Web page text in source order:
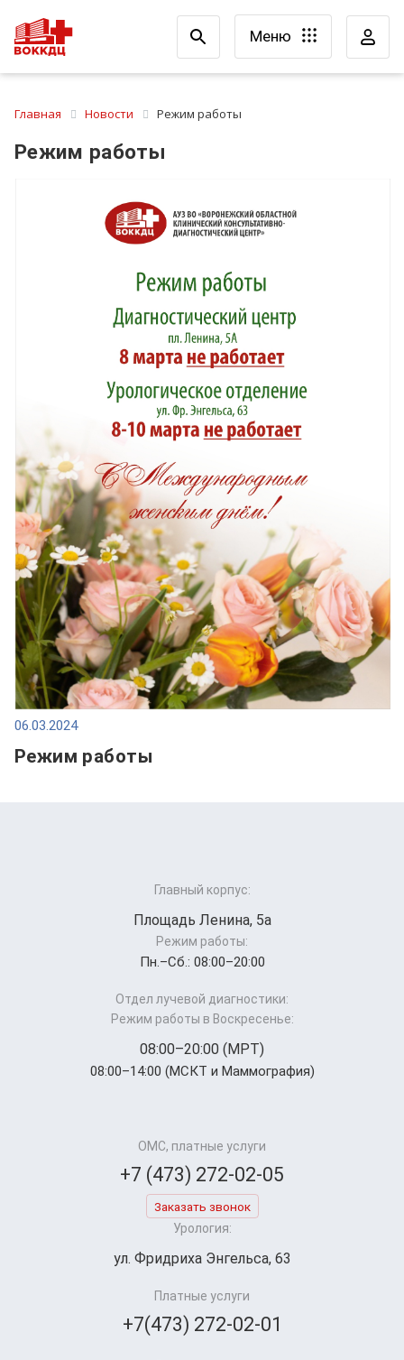
Меню
Главная Новости Режим работы
Режим работы
06.03.2024
Режим работы
Главный корпус:
Площадь Ленина, 5а
Режим работы:
Пн.–Cб.: 08:00–20:00
Отдел лучевой диагностики:
Режим работы в Воскресенье:
08:00–20:00 (МРТ)
08:00–14:00 (МСКТ и Маммография)
ОМС, платные услуги
+7 (473) 272-02-05
Заказать звонок
Урология:
ул. Фридриха Энгельса, 63
Платные услуги
+7(473) 272-02-01